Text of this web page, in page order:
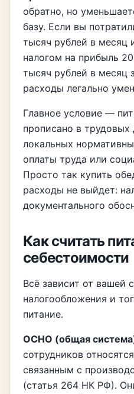
обратно, но
базу. Если вы
тысяч рублей в месяц
налогом на прибыль
тысяч рублей в месяц
расходы легально
Главное условие —
прописано в трудовых
локальных
оплаты труда или
Просто так купить
расходы не выйдет:
документального
Как считать
себестоимости
Всё зависит от вашей
налогообложения и
питание.
ОСНО (общая
сотрудников
связанным с
(статья 264 НК РФ).